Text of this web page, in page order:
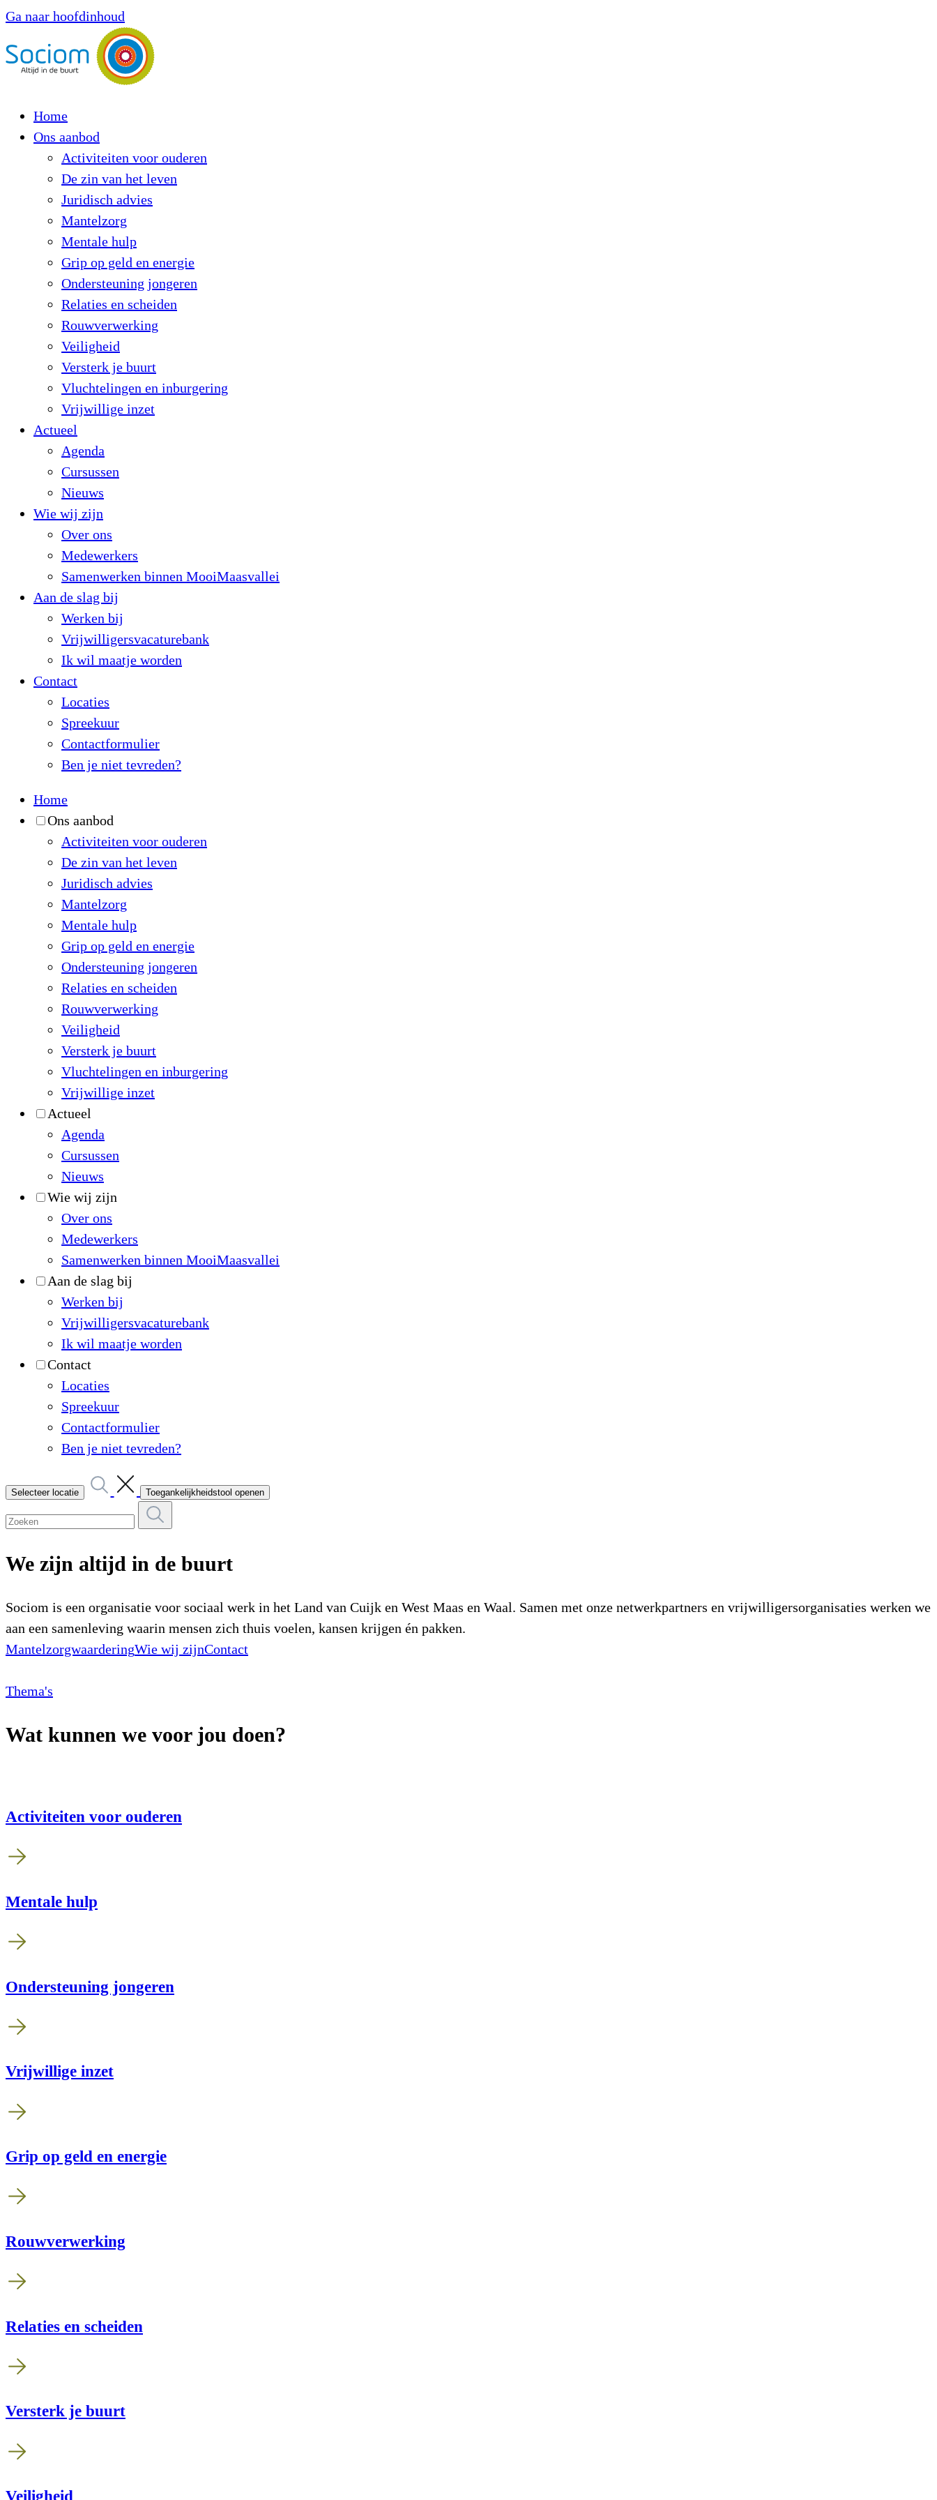
Ga naar hoofdinhoud
Home
Ons aanbod
Activiteiten voor ouderen
De zin van het leven
Juridisch advies
Mantelzorg
Mentale hulp
Grip op geld en energie
Ondersteuning jongeren
Relaties en scheiden
Rouwverwerking
Veiligheid
Versterk je buurt
Vluchtelingen en inburgering
Vrijwillige inzet
Actueel
Agenda
Cursussen
Nieuws
Wie wij zijn
Over ons
Medewerkers
Samenwerken binnen MooiMaasvallei
Aan de slag bij
Werken bij
Vrijwilligersvacaturebank
Ik wil maatje worden
Contact
Locaties
Spreekuur
Contactformulier
Ben je niet tevreden?
Home
Ons aanbod
Activiteiten voor ouderen
De zin van het leven
Juridisch advies
Mantelzorg
Mentale hulp
Grip op geld en energie
Ondersteuning jongeren
Relaties en scheiden
Rouwverwerking
Veiligheid
Versterk je buurt
Vluchtelingen en inburgering
Vrijwillige inzet
Actueel
Agenda
Cursussen
Nieuws
Wie wij zijn
Over ons
Medewerkers
Samenwerken binnen MooiMaasvallei
Aan de slag bij
Werken bij
Vrijwilligersvacaturebank
Ik wil maatje worden
Contact
Locaties
Spreekuur
Contactformulier
Ben je niet tevreden?
Selecteer locatie Toegankelijkheidstool openen
We zijn altijd in de buurt
Sociom is een organisatie voor sociaal werk in het Land van Cuijk en West Maas en Waal. Samen met onze netwerkpartners en vrijwilligersorganisaties werken we
aan een samenleving waarin mensen zich thuis voelen, kansen krijgen én pakken.
MantelzorgwaarderingWie wij zijnContact
Thema's
Wat kunnen we voor jou doen?
Activiteiten voor ouderen
Mentale hulp
Ondersteuning jongeren
Vrijwillige inzet
Grip op geld en energie
Rouwverwerking
Relaties en scheiden
Versterk je buurt
Veiligheid